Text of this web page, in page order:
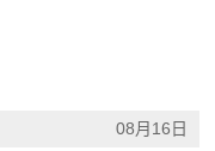
08月16日